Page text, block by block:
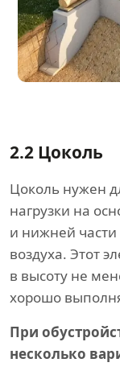
2.2 Цоколь
Цоколь нужен
нагрузки на
и нижней части
воздуха. Этот
в высоту не
хорошо
При
несколько